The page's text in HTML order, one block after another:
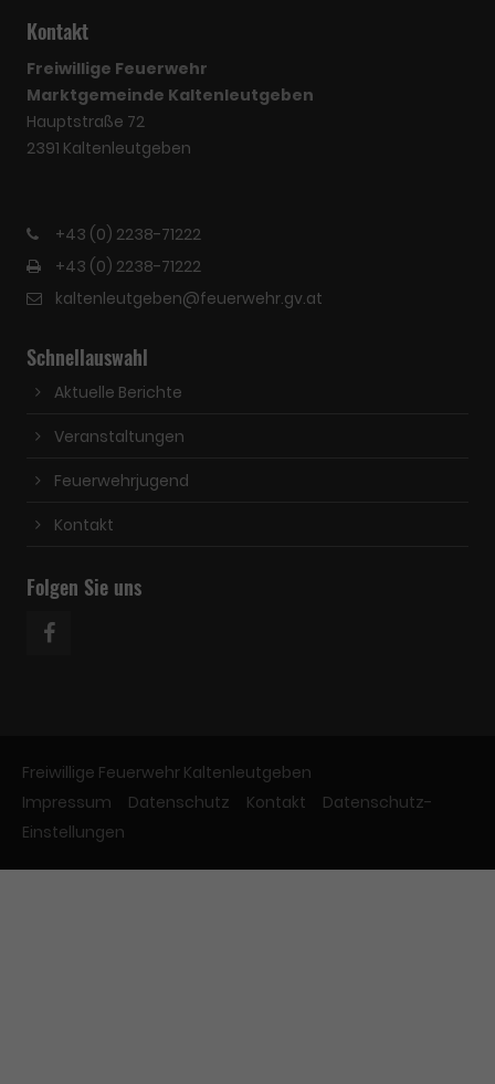
Kontakt
Freiwillige Feuerwehr
Marktgemeinde Kaltenleutgeben
Hauptstraße 72
2391 Kaltenleutgeben
+43 (0) 2238-71222
+43 (0) 2238-71222
kaltenleutgeben@feuerwehr.gv.at
Schnellauswahl
Aktuelle Berichte
Veranstaltungen
Feuerwehrjugend
Kontakt
Folgen Sie uns
Freiwillige Feuerwehr Kaltenleutgeben
Impressum
Datenschutz Kontakt
Datenschutz-
Einstellungen